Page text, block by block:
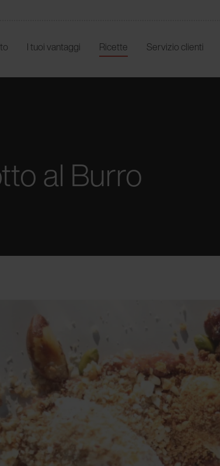
I tuoi vantaggi Ricette Servizio clienti
al Burro